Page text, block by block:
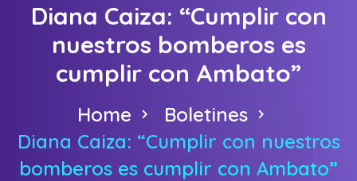
Diana Caiza: “Cumplir con
nuestros bomberos es
cumplir con Ambato”
Home
Boletines
Diana Caiza: “Cumplir con nuestros
bomberos es cumplir con Ambato”